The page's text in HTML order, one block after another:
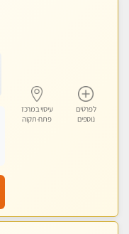
לפרטים
נוספים
עיסוי במרכז
פתח-תקוה